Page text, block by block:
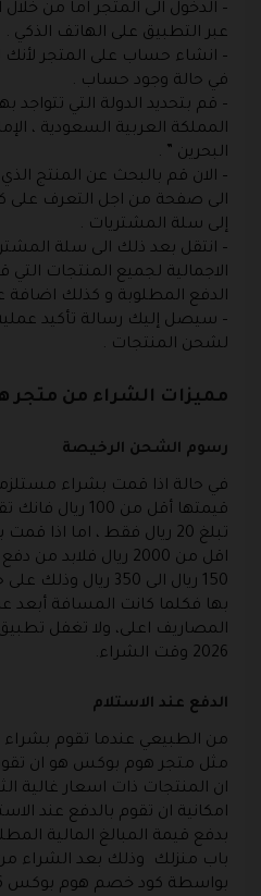
– الدخول الى المتجر اما من
عبر التطبيق على الهاتف الذكي .
– انشاء حساب على المتجر لأنك
في حالة وجود حساب .
– قم بتحديد الدولة التي تتواجد
المملكة العربية السعودية ،
البحرين ” .
– الان قم بالبحث عن المنتج
الى صفحة من اجل التعرف على
إلى سلة المشتريات .
– انتقل بعد ذلك الى سلة
الاجمالية لجميع المنتجات
الدفع المطلوبة و كذلك اضافة
– سيصل إليك رسالة تأكيد
لشحن المنتجات .
مميزات الشراء من متجر
رسوم الشحن الرخيصة
في حالة اذا قمت بشراء
قيمتها أقل من
تبلغ 20 ريال فقط ، اما
اقل من 2000 ريال
150 ريال الى 350
بها فكلما كانت المسافة أبعد
المصاريف اعلى، ولا تغفل
2026 وقت الشراء.
الدفع عند الاستلام
من الطبيعي عندما تقوم بشراء
مثل متجر هوم بوكس هو ان
ان المنتجات ذات اسعار غالية
امكانية ان تقوم بالدفع عند
بدفع قيمة المبالغ المالية
باب منزلك وذلك بعد الشراء من
بواسطة كود خصم هوم بوكس 2026.